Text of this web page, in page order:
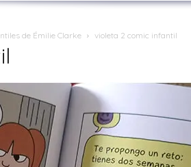
de Émilie Clarke violeta 2 comic infantil